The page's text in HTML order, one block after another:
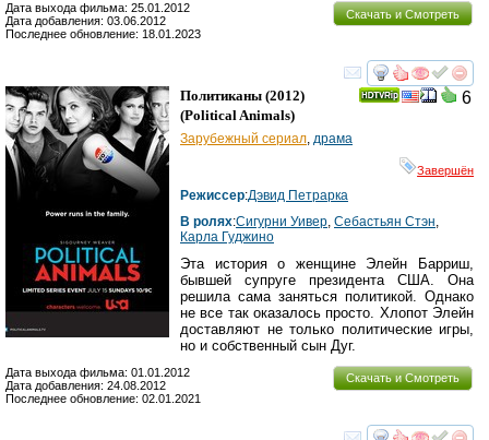
Скачать и Смотреть
Дата выхода фильма: 25.01.2012
Дата добавления: 03.06.2012
Последнее обновление: 18.01.2023
смотреть
6
Политиканы (2012)
(Political Animals)
Зарубежный сериал, драма
Завершён
Режиссер:Дэвид Петрарка
В ролях:Сигурни Уивер, Себастьян Стэн,
Карла Гуджино
Эта история о женщине Элейн Барриш,
бывшей супруге президента США. Она
решила сама заняться политикой. Однако
не все так оказалось просто. Хлопот Элейн
доставляют не только политические игры,
но и собственный сын Дуг.
Скачать и Смотреть
Дата выхода фильма: 01.01.2012
Дата добавления: 24.08.2012
Последнее обновление: 02.01.2021